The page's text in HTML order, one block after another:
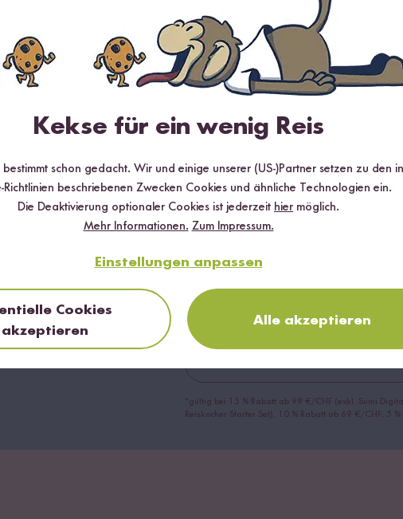
zum Rezept
25 min Vegan Vegetarisch Glutenfrei
Bunte Bowl mit Basmati Linsen Quinoa
15 min
Jetzt zum
anmelden
Bestellung. Hierbei gilt: Je voller dein
*gültig bei 15 % Rabatt ab 99 €/CHF (exkl. Sumi
Reiskocher Starter Set), 10 % Rabatt ab 69 €/CHF, 5
Kekse für ein wenig Reis
bestimmt schon gedacht. Wir und einige unserer (US-)Partner setzen zu den
Richtlinien beschriebenen Zwecken Cookies und ähnliche Technologien ein.
Die Deaktivierung optionaler Cookies ist jederzeit hier möglich.
Mehr Informationen. Zum Impressum.
Einstellungen anpassen
Cookies
akzeptieren
Alle akzeptieren